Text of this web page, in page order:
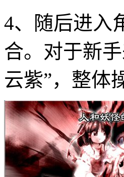
4、随后进入
合。对于新
云紫”，整体